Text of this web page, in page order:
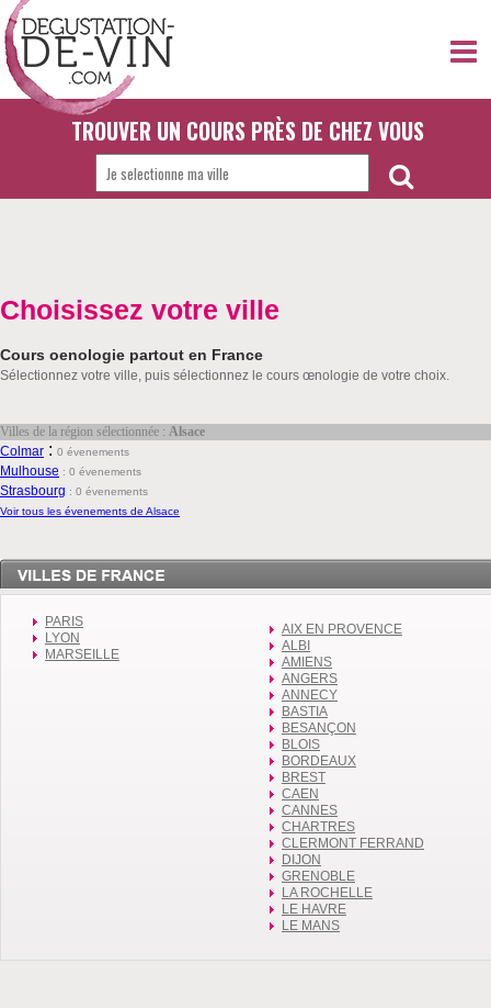
TROUVER UN COURS PRÈS DE CHEZ VOUS
Choisissez votre ville
Cours oenologie partout en France
Sélectionnez votre ville, puis sélectionnez le cours œnologie de votre choix.
Villes de la région sélectionnée : Alsace
Colmar : 0 évenements
Mulhouse : 0 évenements
Strasbourg : 0 évenements
Voir tous les évenements de Alsace
PARIS
LYON
MARSEILLE
AIX EN PROVENCE
ALBI
AMIENS
ANGERS
ANNECY
BASTIA
BESANÇON
BLOIS
BORDEAUX
BREST
CAEN
CANNES
CHARTRES
CLERMONT FERRAND
DIJON
GRENOBLE
LA ROCHELLE
LE HAVRE
LE MANS